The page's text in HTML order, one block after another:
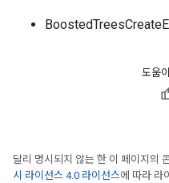
도움
달리 명시되지 않는 한 이 페이지의
시 라이선스 4.0 라이선스에 따라 라